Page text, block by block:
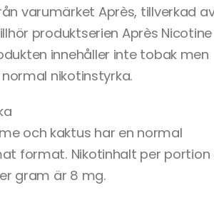
varumärket Après, tillverkad
produktserien Après Nicotine
innehåller inte tobak men
nikotinstyrka.
och kaktus har en normal
format. Nikotinhalt per portion
gram är 8 mg.